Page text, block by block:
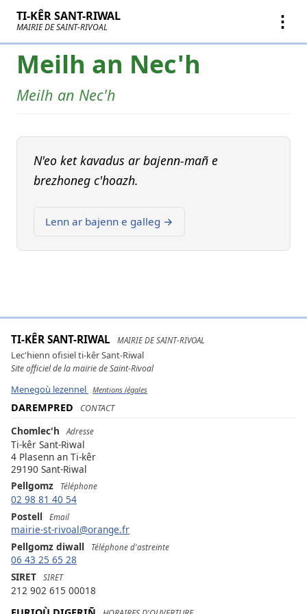
TI-KÊR SANT-RIWAL
MAIRIE DE SAINT-RIVOAL ⋮
Meilh an Nec'h
Meilh an Nec'h
N'eo ket kavadus ar bajenn-mañ e
brezhoneg c'hoazh.
Lenn ar bajenn e galleg →
TI-KÊR SANT-RIWAL MAIRIE DE SAINT-RIVOAL
Lec'hienn ofisiel ti-kêr Sant-Riwal
Site officiel de la mairie de Saint-Rivoal
Menegoù lezennel Mentions légales
DAREMPRED CONTACT
Chomlec'h Adresse
Ti-kêr Sant-Riwal
4 Plasenn an Ti-kêr
29190 Sant-Riwal
Pellgomz
Téléphone
02 98 81 40 54
Postell
Email
mairie-st-rivoal@orange.fr
Pellgomz diwall
Téléphone d'astreinte
06 43 25 65 28
SIRET
SIRET
212 902 615 00018